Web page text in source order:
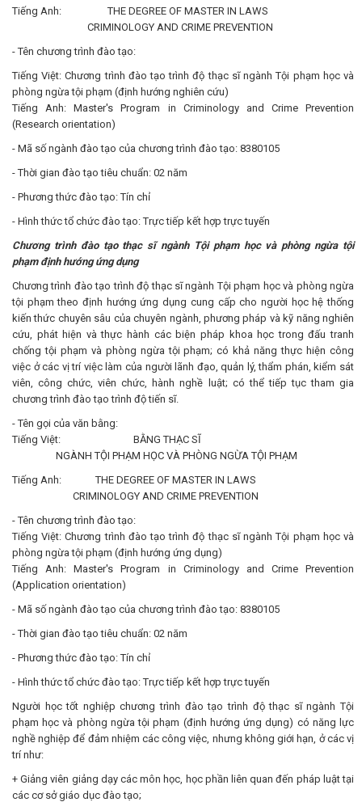
Tiếng Anh: THE DEGREE OF MASTER IN LAWS
CRIMINOLOGY AND CRIME PREVENTION
- Tên chương trình đào tạo:
Tiếng Việt: Chương trình đào tạo trình độ thạc sĩ ngành Tội phạm học và
phòng ngừa tội phạm (định hướng nghiên cứu)
Tiếng Anh: Master's Program in Criminology and Crime Prevention
(Research orientation)
- Mã số ngành đào tạo của chương trình đào tạo: 8380105
- Thời gian đào tạo tiêu chuẩn: 02 năm
- Phương thức đào tạo: Tín chỉ
- Hình thức tổ chức đào tạo: Trực tiếp kết hợp trực tuyến
Chương trình đào tạo thạc sĩ ngành Tội phạm học và phòng ngừa tội
phạm định hướng ứng dụng
Chương trình đào tạo trình độ thạc sĩ ngành Tội phạm học và phòng ngừa
tội phạm theo định hướng ứng dụng cung cấp cho người học hệ thống
kiến thức chuyên sâu của chuyên ngành, phương pháp và kỹ năng nghiên
cứu, phát hiện và thực hành các biện pháp khoa học trong đấu tranh
chống tội phạm và phòng ngừa tội phạm; có khả năng thực hiện công
việc ở các vị trí việc làm của người lãnh đạo, quản lý, thẩm phán, kiểm sát
viên, công chức, viên chức, hành nghề luật; có thể tiếp tục tham gia
chương trình đào tạo trình độ tiến sĩ.
- Tên gọi của văn bằng:
Tiếng Việt: BẰNG THẠC SĨ
NGÀNH TỘI PHẠM HỌC VÀ PHÒNG NGỪA TỘI PHẠM
Tiếng Anh: THE DEGREE OF MASTER IN LAWS
CRIMINOLOGY AND CRIME PREVENTION
- Tên chương trình đào tạo:
Tiếng Việt: Chương trình đào tạo trình độ thạc sĩ ngành Tội phạm học và
phòng ngừa tội phạm (định hướng ứng dụng)
Tiếng Anh: Master's Program in Criminology and Crime Prevention
(Application orientation)
- Mã số ngành đào tạo của chương trình đào tạo: 8380105
- Thời gian đào tạo tiêu chuẩn: 02 năm
- Phương thức đào tạo: Tín chỉ
- Hình thức tổ chức đào tạo: Trực tiếp kết hợp trực tuyến
Người học tốt nghiệp chương trình đào tạo trình độ thạc sĩ ngành Tội
phạm học và phòng ngừa tội phạm (định hướng ứng dụng) có năng lực
nghề nghiệp để đảm nhiệm các công việc, nhưng không giới hạn, ở các vị
trí như:
+ Giảng viên giảng dạy các môn học, học phần liên quan đến pháp luật tại
các cơ sở giáo dục đào tạo;